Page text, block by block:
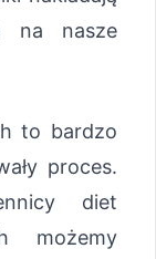
na nasze
to bardzo
proces.
diet
możemy